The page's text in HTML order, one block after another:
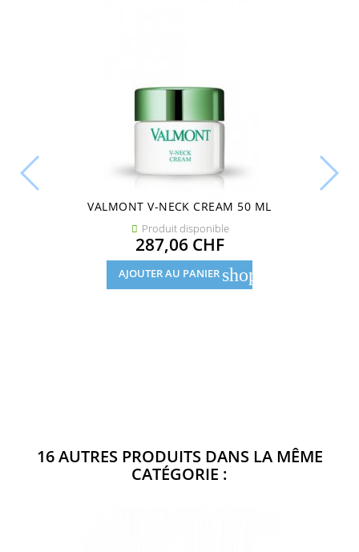
VALMONT V-NECK CREAM 50 ML
 Produit disponible
Prix
287,06 CHF
AJOUTER AU PANIER shopping_cart
16 AUTRES PRODUITS DANS LA MÊME
CATÉGORIE :